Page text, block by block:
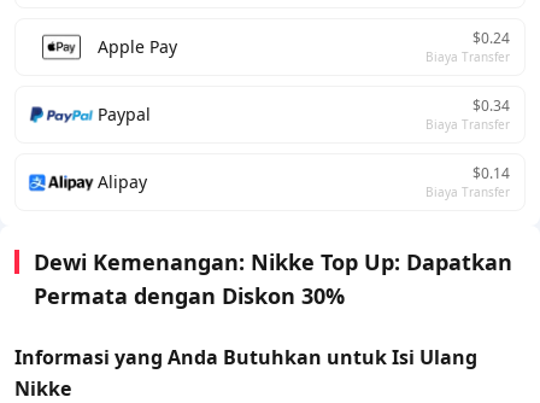
Apple Pay $0.24
Biaya Transfer
Paypal $0.34
Biaya Transfer
Alipay $0.14
Biaya Transfer
Dewi Kemenangan: Nikke Top Up: Dapatkan
Permata dengan Diskon 30%
Informasi yang Anda Butuhkan untuk Isi Ulang
Nikke